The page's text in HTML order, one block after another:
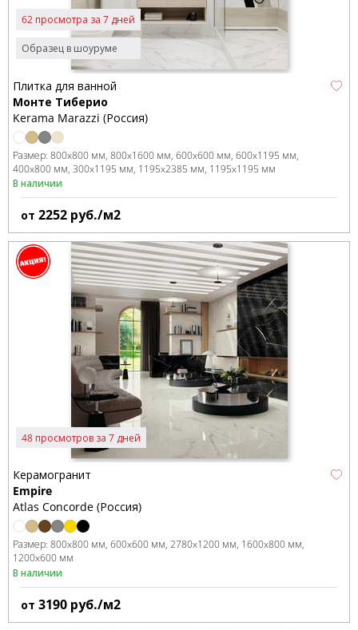
Образец в шоуруме
62 просмотра за 7 дней
Плитка для ванной
Монте Тиберио
Kerama Marazzi (Россия)
Размер: 800x800 мм 800x1600 мм 600x600 мм 600x1195 мм
400x800 мм 300x1195 мм 1195x2385 мм 1195x1195 мм
В наличии
от 2252 руб./м2
48 просмотров за 7 дней
Керамогранит
Empire
Atlas Concorde (Россия)
Размер: 800x800 мм 600x600 мм 2780x1200 мм 1600x800 мм
1200x600 мм
В наличии
от 3190 руб./м2